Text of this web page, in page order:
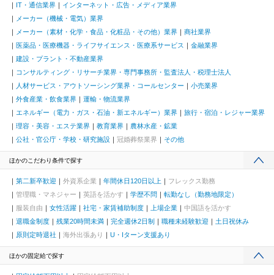
IT・通信業界
インターネット・広告・メディア業界
メーカー（機械・電気）業界
メーカー（素材・化学・食品・化粧品・その他）業界
商社業界
医薬品・医療機器・ライフサイエンス・医療系サービス
金融業界
建設・プラント・不動産業界
コンサルティング・リサーチ業界・専門事務所・監査法人・税理士法人
人材サービス・アウトソーシング業界・コールセンター
小売業界
外食産業・飲食業界
運輸・物流業界
エネルギー（電力・ガス・石油・新エネルギー）業界
旅行・宿泊・レジャー業界
理容・美容・エステ業界
教育業界
農林水産・鉱業
公社・官公庁・学校・研究施設
冠婚葬祭業界 その他
ほかのこだわり条件で探す
第二新卒歓迎 外資系企業 年間休日120日以上
フレックス勤務
管理職・マネジャー
英語を活かす 学歴不問
転勤なし（勤務地限定）
服装自由
女性活躍 社宅・家賃補助制度 上場企業
中国語を活かす
退職金制度
残業20時間未満 完全週休2日制 職種未経験歓迎
土日祝休み
原則定時退社
海外出張あり U・Iターン支援あり
ほかの固定給で探す